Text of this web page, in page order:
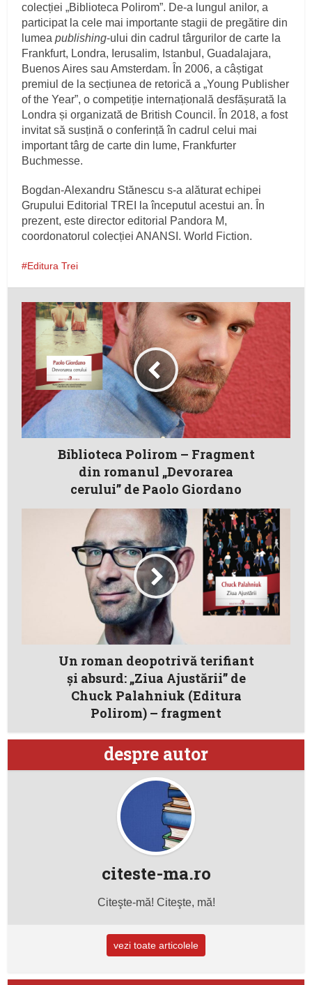
colecției „Biblioteca Polirom”. De-a lungul anilor, a
participat la cele mai importante stagii de pregătire din
lumeapublishing-ului din cadrul târgurilor de carte la
Frankfurt, Londra, Ierusalim, Istanbul, Guadalajara,
Buenos Aires sau Amsterdam. În 2006, a câștigat
premiul de la secțiunea de retorică a „Young Publisher
of the Year”, o competiție internațională desfășurată la
Londra și organizată de British Council. În 2018, a fost
invitat să susțină o conferință în cadrul celui mai
important târg de carte din lume, Frankfurter
Buchmesse.
Bogdan-Alexandru Stănescu s-a alăturat echipei
Grupului Editorial TREI la începutul acestui an. În
prezent, este director editorial Pandora M,
coordonatorul colecției ANANSI. World Fiction.
Editura Trei
Biblioteca Polirom – Fragment
din romanul „Devorarea
cerului” de Paolo Giordano
Un roman deopotrivă terifiant
şi absurd: „Ziua Ajustării” de
Chuck Palahniuk (Editura
Polirom) – fragment
despre autor
citeste-ma.ro
Citeşte-mă! Citeşte, mă!
vezi toate articolele